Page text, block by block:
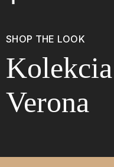
SHOP THE LOOK
Kolekcia
Verona